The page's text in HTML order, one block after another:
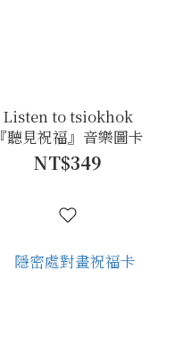
Listen to tsiokhok
『聽見祝福』音樂圖卡
NT$349